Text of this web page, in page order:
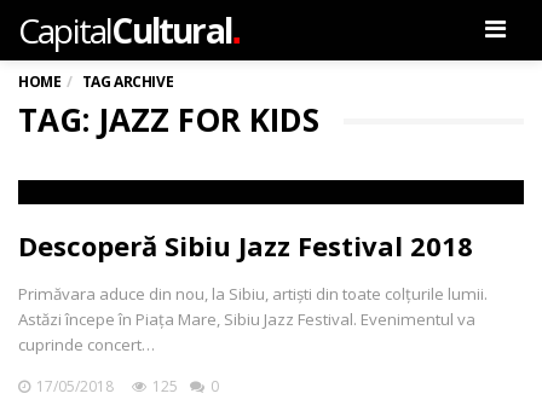
CapitalCultural.
HOME TAG ARCHIVE
TAG: JAZZ FOR KIDS
Descoperă Sibiu Jazz Festival 2018
Primăvara aduce din nou, la Sibiu, artiști din toate colțurile lumii.
Astăzi începe în Piața Mare, Sibiu Jazz Festival. Evenimentul va
cuprinde concert…
17/05/2018 125 0